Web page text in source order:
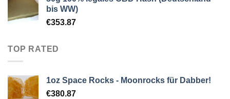
bis WW)
€353.87
TOP RATED
1oz Space Rocks - Moonrocks für Dabber!
€380.87